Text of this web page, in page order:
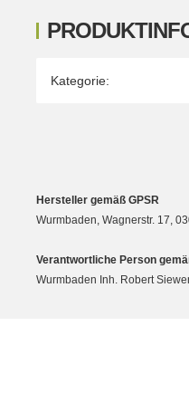
Produkteigenschaft
Wert
Kategorie:
Hersteller gemäß GPSR
Wurmbaden, Wagnerstr. 17,
Verantwortliche Person
Wurmbaden Inh. Robert